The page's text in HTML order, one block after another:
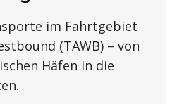
im Fahrtgebiet
(TAWB) – von
Häfen in die